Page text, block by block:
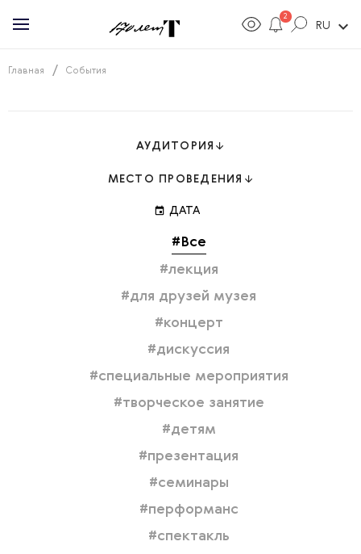
2
RU expand_more
Главная / События
АУДИТОРИЯ
МЕСТО ПРОВЕДЕНИЯ
event ДАТА
#Все
#лекция
#для друзей музея
#концерт
#дискуссия
#cпециальные мероприятия
#творческое занятие
#детям
#презентация
#семинары
#перформанс
#спектакль